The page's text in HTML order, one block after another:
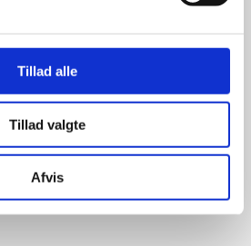
Tillad alle
Tillad valgte
Afvis
langt større, så har I en
produkt, eller et
ønske, så send en
tilinfo@syddesign.dk,
det helt rigtige produkt
dygtig pris.